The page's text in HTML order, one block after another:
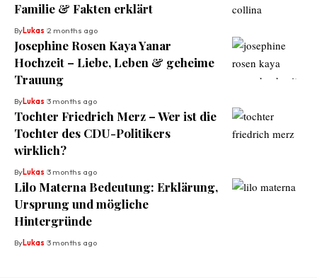
Familie & Fakten erklärt
ByLukas 2 months ago
Josephine Rosen Kaya Yanar
Hochzeit – Liebe, Leben & geheime
Trauung
ByLukas 3 months ago
Tochter Friedrich Merz – Wer ist die
Tochter des CDU-Politikers
wirklich?
ByLukas 3 months ago
Lilo Materna Bedeutung: Erklärung,
Ursprung und mögliche
Hintergründe
ByLukas 3 months ago